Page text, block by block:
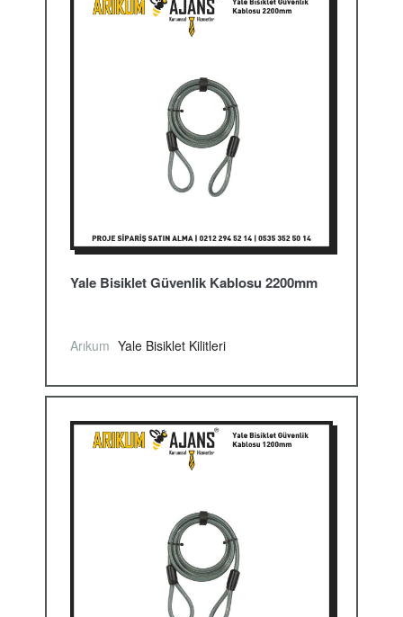
Yale Bisiklet Güvenlik Kablosu 2200mm
Arıkum Yale Bisiklet Kilitleri